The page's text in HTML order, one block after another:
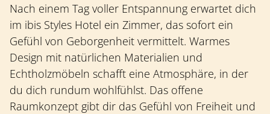
Nach einem Tag voller Entspannung erwartet dich
im ibis Styles Hotel ein Zimmer, das sofort ein
Gefühl von Geborgenheit vermittelt. Warmes
Design mit natürlichen Materialien und
Echtholzmöbeln schafft eine Atmosphäre, in der
du dich rundum wohlfühlst. Das offene
Raumkonzept gibt dir das Gefühl von Freiheit und